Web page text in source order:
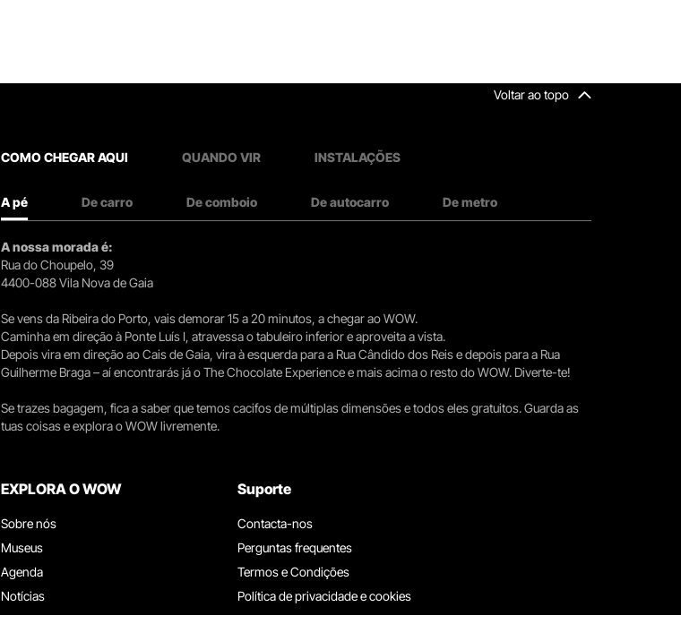
Voltar ao topo
COMO CHEGAR AQUI QUANDO VIR INSTALAÇÕES
A pé De carro De comboio De autocarro De metro
A nossa morada é:
Rua do Choupelo, 39
4400-088 Vila Nova de Gaia
Se vens da Ribeira do Porto, vais demorar 15 a 20 minutos, a chegar ao WOW.
Caminha em direção à Ponte Luís I, atravessa o tabuleiro inferior e aproveita a vista.
Depois vira em direção ao Cais de Gaia, vira à esquerda para a Rua Cândido dos Reis e depois para a Rua
Guilherme Braga – aí encontrarás já o The Chocolate Experience e mais acima o resto do WOW. Diverte-te!
Se trazes bagagem, fica a saber que temos cacifos de múltiplas dimensões e todos eles gratuitos. Guarda as
tuas coisas e explora o WOW livremente.
EXPLORA O WOW
Sobre nós
Museus
Agenda
Notícias
Restaurantes
Suporte
Contacta-nos
Perguntas frequentes
Termos e Condições
Política de privacidade e cookies
Trabalha connosco